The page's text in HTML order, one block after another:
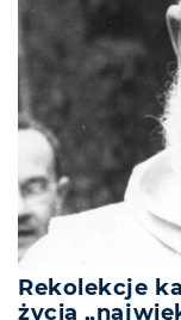
Rekolekcje
życia